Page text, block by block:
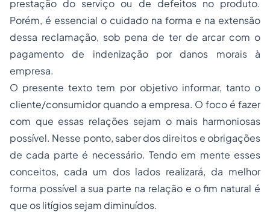
prestação do serviço ou de defeitos no produto.
Porém, é essencial o cuidado na forma e na extensão
dessa reclamação, sob pena de ter de arcar com o
pagamento de indenização por danos morais à
empresa.
O presente texto tem por objetivo informar, tanto o
cliente/consumidor quando a empresa. O foco é fazer
com que essas relações sejam o mais harmoniosas
possível. Nesse ponto, saber dos direitos e obrigações
de cada parte é necessário. Tendo em mente esses
conceitos, cada um dos lados realizará, da melhor
forma possível a sua parte na relação e o fim natural é
que os litígios sejam diminuídos.